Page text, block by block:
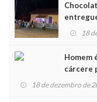
Noel 18
Homem
cárcere
18 de dezembro de